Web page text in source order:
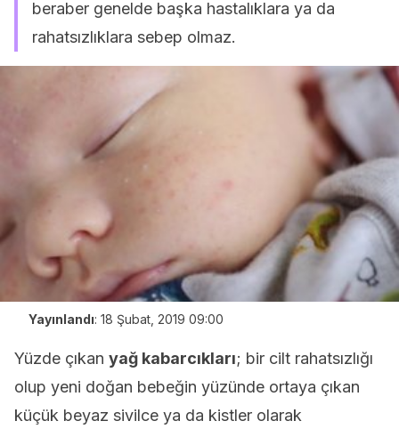
beraber genelde başka hastalıklara ya da
rahatsızlıklara sebep olmaz.
Yayınlandı: 18 Şubat, 2019 09:00
Yüzde çıkan yağ kabarcıkları; bir cilt rahatsızlığı
olup yeni doğan bebeğin yüzünde ortaya çıkan
küçük beyaz sivilce ya da kistler olarak